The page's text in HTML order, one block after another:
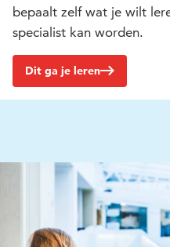
bepaalt zelf wat je wilt
specialist kan worden.
Dit ga je leren